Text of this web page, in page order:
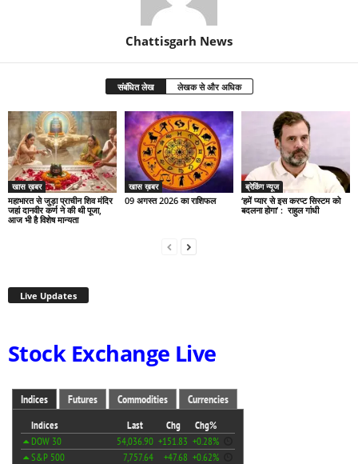
Chattisgarh News
संबंधित लेख लेखक से और अधिक
खास ख़बर
महाभारत से जुड़ा प्राचीन शिव मंदिर
जहां दानवीर कर्ण ने की थी पूजा,
आज भी है विशेष मान्यता
खास ख़बर
09 अगस्त 2026 का राशिफल
ब्रेकिंग न्यूज
‘हमें प्यार से इस करप्ट सिस्टम को
बदलना होगा’ : राहुल गांधी
Live Updates
Stock Exchange Live